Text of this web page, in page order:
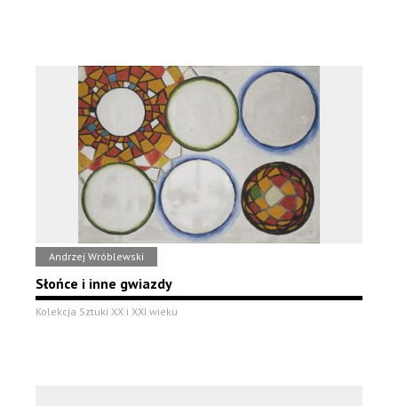
Andrzej Wróblewski
Słońce i inne gwiazdy
Kolekcja Sztuki XX i XXI wieku